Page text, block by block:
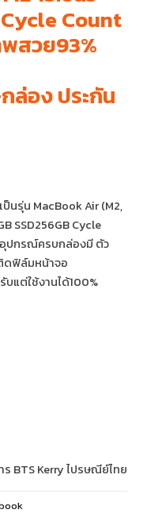
Cycle Count
สวย93%
ล่อง ประกัน
นรุ่น MacBook Air (M2,
SSD256GB Cycle
อุปกรณ์ครบกล่องมี ตัว
ดฟิล์มหน้าจอ
แต่ใช้งานได้100%
BTS Kerry ไปรษณีย์ไทย